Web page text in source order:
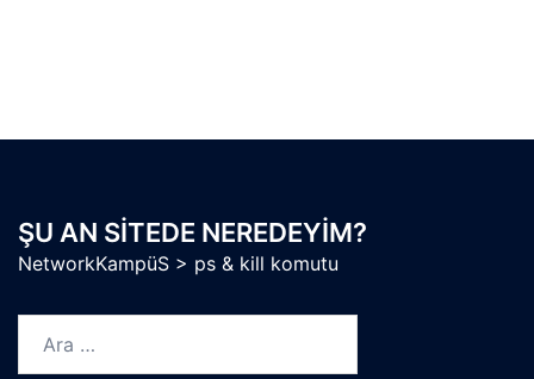
ŞU AN SITEDE NEREDEYIM?
NetworkKampüS > ps & kill komutu